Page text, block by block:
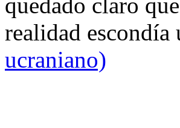
realidad
ucraniano)